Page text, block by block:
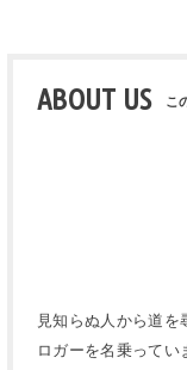
ABOUT US
見知らぬ人から道
ロガーを名乗って